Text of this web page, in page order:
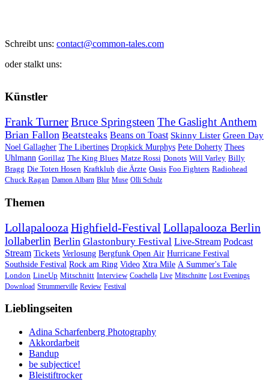
Schreibt uns: contact@common-tales.com
oder stalkt uns:
Künstler
Frank TurnerBruce Springsteen The Gaslight Anthem
Brian Fallon Beatsteaks Beans on Toast Skinny Lister Green Day
Noel Gallagher The Libertines Dropkick Murphys Pete Doherty Thees
Uhlmann Gorillaz The King Blues Matze Rossi Donots Will Varley Billy
Bragg Die Toten Hosen Kraftklub die Ärzte Oasis Foo Fighters Radiohead
Chuck Ragan Damon Albarn Blur Muse Olli Schulz
Themen
Lollapalooza Highfield-Festival Lollapalooza Berlin
lollaberlin Berlin Glastonbury Festival Live-Stream Podcast
Stream Tickets Verlosung Bergfunk Open Air Hurricane Festival
Southside Festival Rock am Ring Video Xtra Mile A Summer's Tale
London LineUp Mitschnitt Interview Coachella Live Mitschnitte Lost Evenings
Download Strummerville Review Festival
Lieblingseiten
Adina Scharfenberg Photography
Akkordarbeit
Bandup
be subjectice!
Bleistiftrocker